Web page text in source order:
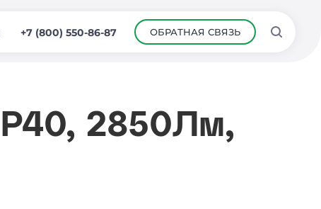
+7 (800) 550-86-87 ОБРАТНАЯ СВЯЗЬ
2850Лм,